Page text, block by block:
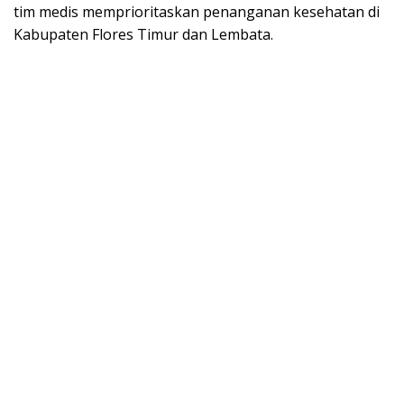
tim medis memprioritaskan penanganan kesehatan di
Kabupaten Flores Timur dan Lembata.